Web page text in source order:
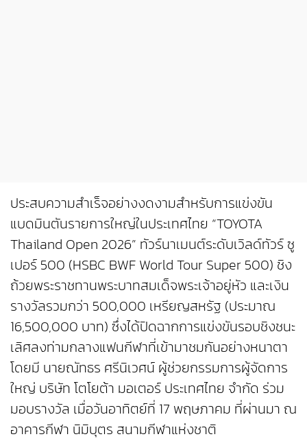
ประสบความสำเร็จอย่างงดงามสำหรับการแข่งขัน
แบดมินตันรายการใหญ่ในประเทศไทย “TOYOTA
Thailand Open 2026” ทัวร์นาเมนต์ระดับเวิลด์ทัวร์ ซู
เปอร์ 500 (HSBC BWF World Tour Super 500) ชิง
ถ้วยพระราชทานพระบาทสมเด็จพระเจ้าอยู่หัว และเงิน
รางวัลรวมกว่า 500,000 เหรียญสหรัฐ (ประมาณ
16,500,000 บาท) ซึ่งได้ปิดฉากการแข่งขันรอบชิงชนะ
เลิศลงท่ามกลางแฟนกีฬาที่เข้ามาชมกันอย่างหนาตา
โดยมี นายณัทธร ศรีนิเวศน์ ผู้ช่วยกรรมการผู้จัดการ
ใหญ่ บริษัท โตโยต้า มอเตอร์ ประเทศไทย จำกัด ร่วม
มอบรางวัล เมื่อวันอาทิตย์ที่ 17 พฤษภาคม ที่ผ่านมา ณ
อาคารกีฬา นิมิบุตร สนามกีฬาแห่งชาติ